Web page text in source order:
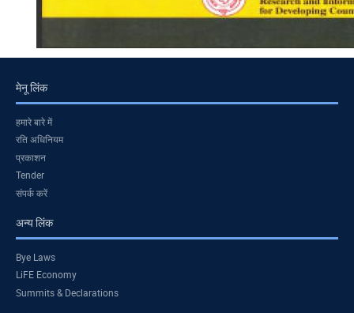
मेनू लिंक
हमारे बारे में
रति अधिनियम
प्रकाशन
Tender
संपर्क करें
अन्य लिंक
Bye Laws
LiFE Economy
Summits & Declarations